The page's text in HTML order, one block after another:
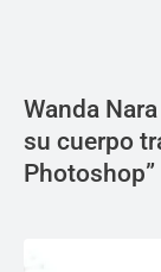
Wanda
su cuerpo
Photoshop”